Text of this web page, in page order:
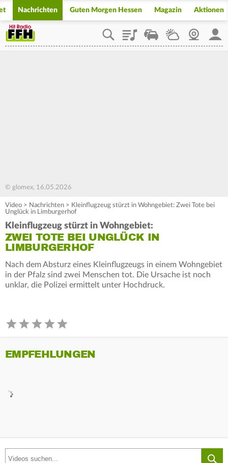
Nachrichten Guten Morgen Hessen Magazin Aktionen
PlaylistStaupilotWetterWebcam
© glomex, 16.05.2026
Video > Nachrichten > Kleinflugzeug stürzt in Wohngebiet: Zwei Tote bei
Unglück in Limburgerhof
Kleinflugzeug stürzt in Wohngebiet:
ZWEI TOTE BEI UNGLÜCK IN
LIMBURGERHOF
Nach dem Absturz eines Kleinflugzeugs in einem Wohngebiet
in der Pfalz sind zwei Menschen tot. Die Ursache ist noch
unklar, die Polizei ermittelt unter Hochdruck.
EMPFEHLUNGEN